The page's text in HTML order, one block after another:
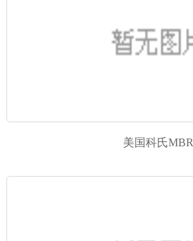
美国科氏MBR